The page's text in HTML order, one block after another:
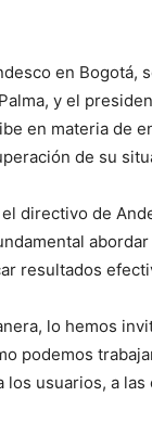
en Bogotá,
y el
en materia de
de su
directivo de
resultados
lo hemos
podemos
usuarios, a